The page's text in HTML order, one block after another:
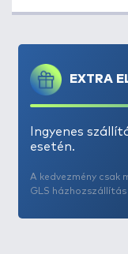
EXTRA
Ingyenes
esetén.
A kedvezmény csak
GLS